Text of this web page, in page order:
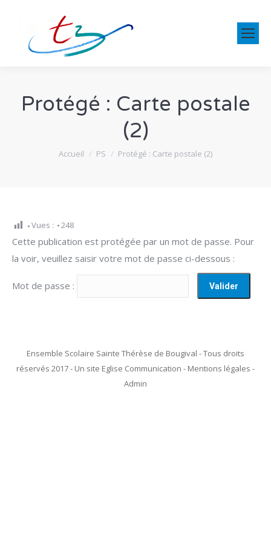
Protégé : Carte postale
(2)
Vous êtes ici :
Accueil PS Protégé : Carte postale (2)
Vues : 248
Cette publication est protégée par un mot de passe. Pour
la voir, veuillez saisir votre mot de passe ci-dessous :
Mot de passe :
Ensemble Scolaire Sainte Thérèse de Bougival - Tous droits
réservés 2017 - Un site Eglise Communication - Mentions légales -
Admin